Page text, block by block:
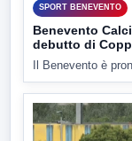
SPORT BENEVENTO
Benevento
debutto di
Il Benevento è